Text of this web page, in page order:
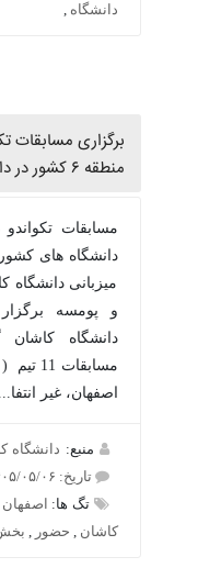
دانشگاه,
برگزاری مسابقات
منطقه ۶ کشور در دانشگاه کاشان
میزبانی دانشگاه
و پومسه برگزار شد.
دانشگاه کاشان
اصفهان، غیر انتفا...
منبع:دانشگاه کاشان
تاریخ: ۱۴۰۵/۰۵/۰۶
12 بازدید
تگ ها: اصفهان ,
,حضور ,بخش ,